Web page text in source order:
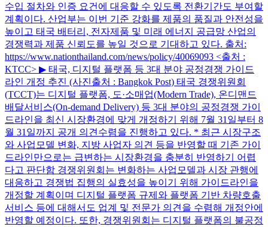
수입 절차와 인증 요건에 대응할 수 있도록 전환기간도 부여할
계획이다. 산업부는 이번 기준 강화를 제품의 품질과 안전성을
높이고 태국 배터리, 전자제품 및 미래 에너지 공급망 산업의
경쟁력과 제품 신뢰도를 높일 것으로 기대하고 있다. 출처:
https://www.nationthailand.com/news/policy/40069093 <출처 :
KTCC> ▶ 태국, 디지털 플랫폼 등 3대 분야 공정경쟁 가이드
라인 개정 추진 (사진출처 : Bangkok Post) 태국 경쟁위원회
(TCCT)는 디지털 플랫폼, 도·소매업(Modern Trade), 온디맨드
배달서비스(On-demand Delivery) 등 3대 분야의 공정경쟁 가이
드라인을 최신 시장환경에 맞게 개정하기 위해 7월 31일부터 8
월 31일까지 공개 의견수렴을 진행하고 있다. * 최근 시장구조
와 사업모델 변화, 지방 사업자 의견 등을 반영할 때 기존 가이
드라인만으로는 급변하는 시장환경을 충분히 반영하기 어렵
다고 판단함 경쟁위원회는 변화하는 사업모델과 시장 관행에
대응하고 경쟁법 집행의 실효성을 높이기 위해 가이드라인을
개정할 계획이며 디지털 플랫폼 규제와 플랫폼 기반 차량호출
서비스 등에 대해서도 업계 및 전문가 의견을 수렴해 개정안에
반영할 예정이다. 또한, 경쟁위원회는 디지털 플랫폼의 불공정